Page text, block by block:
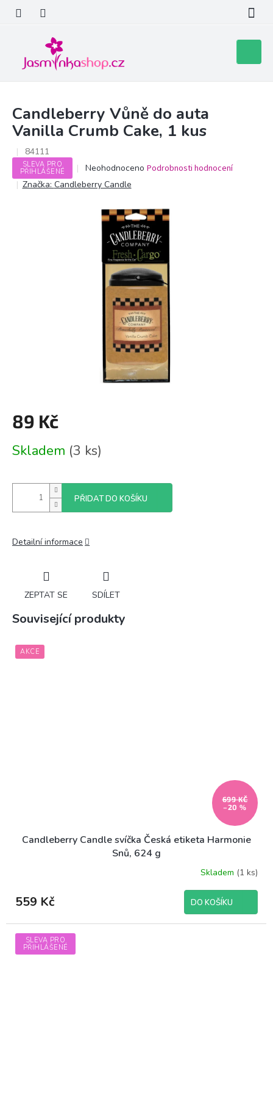
obsah
košík
Candleberry Vůně do auta
Vanilla Crumb Cake, 1 kus
84111
SLEVA PRO
PŘIHLÁŠENÉ
Průměrné
hodnocení
produktu
hvězdiček.
Neohodnoceno Podrobnosti hodnocení
Značka: Candleberry Candle
89 Kč
cena:
Skladem (3 ks)
PŘIDAT DO KOŠÍKU
Detailní informace
ZEPTAT SE SDÍLET
Související produkty
AKCE
699 KČ
–20 %
Candleberry Candle svíčka Česká etiketa Harmonie
Snů, 624 g
Skladem (1 ks)
559 Kč DO KOŠÍKU
SLEVA PRO
PŘIHLÁŠENÉ